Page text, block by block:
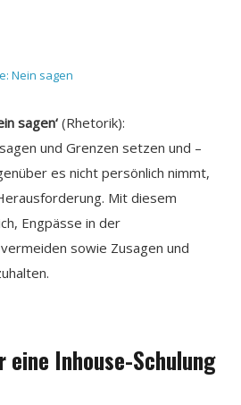
Nein sagen
sagen‘ (Rhetorik):
und Grenzen setzen und –
es nicht persönlich nimmt,
Mit diesem
Engpässe in der
sowie Zusagen und
Inhouse-Schulung